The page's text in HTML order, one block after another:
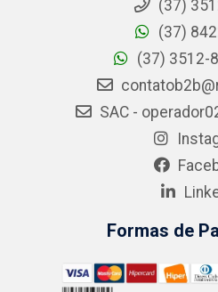
(37)
(37)
(37) 3512-
SAC -
Formas de